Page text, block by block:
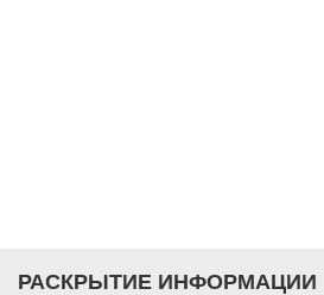
РАСКРЫТИЕ ИНФОРМАЦИИ